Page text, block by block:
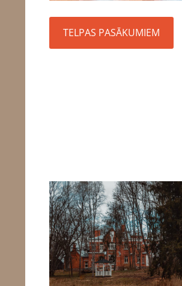
TELPAS PASĀKUMIEM